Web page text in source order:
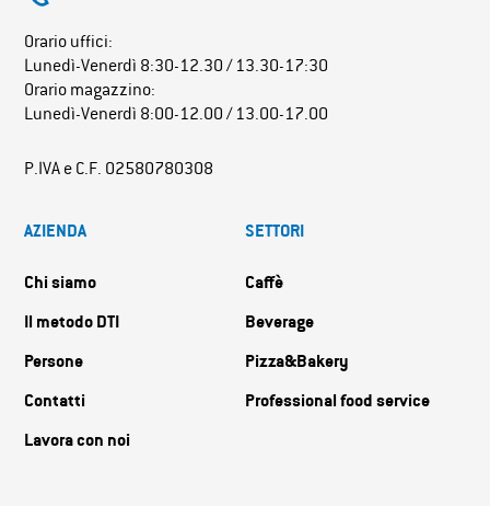
Orario uffici:
Lunedì-Venerdì 8:30-12.30 / 13.30-17:30
Orario magazzino:
Lunedì-Venerdì 8:00-12.00 / 13.00-17.00
P.IVA e C.F. 02580780308
AZIENDA
Chi siamo
Il metodo DTI
Persone
Contatti
Lavora con noi
SETTORI
Caffè
Beverage
Pizza&Bakery
Professional food service